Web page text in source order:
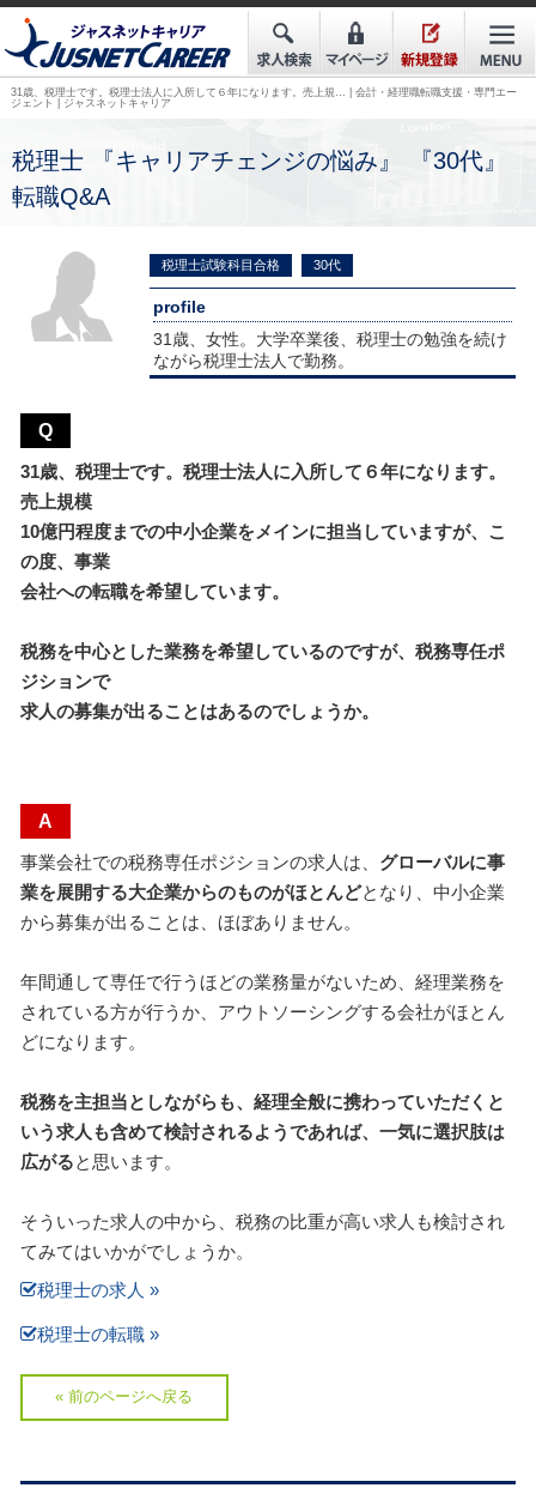
31歳、税理士です。税理士法人に入所して６年になります。売上規… | 会計・経理職転職支援・専門エー
ジェント | ジャスネットキャリア
税理士 『キャリアチェンジの悩み』 『30代』
転職Q&A
税理士試験科目合格 30代
profile
31歳、女性。大学卒業後、税理士の勉強を続け
ながら税理士法人で勤務。
Q
31歳、税理士です。税理士法人に入所して６年になります。
売上規模
10億円程度までの中小企業をメインに担当していますが、こ
の度、事業
会社への転職を希望しています。
税務を中心とした業務を希望しているのですが、税務専任ポ
ジションで
求人の募集が出ることはあるのでしょうか。
A
事業会社での税務専任ポジションの求人は、 グローバルに事
業を展開する大企業からのものがほとんどとなり、中小企業
から募集が出ることは、ほぼありません。
年間通して専任で行うほどの業務量がないため、経理業務を
されている方が行うか、アウトソーシングする会社がほとん
どになります。
税務を主担当としながらも、経理全般に携わっていただくと
いう求人も含めて検討されるようであれば、一気に選択肢は
広がると思います。
そういった求人の中から、税務の比重が高い求人も検討され
てみてはいかがでしょうか。
税理士の求人 »
税理士の転職 »
« 前のページへ戻る